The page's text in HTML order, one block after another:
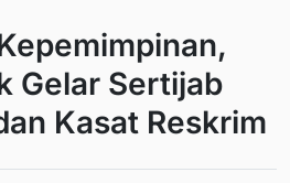
Gelar Sertijab
Kasat Reskrim